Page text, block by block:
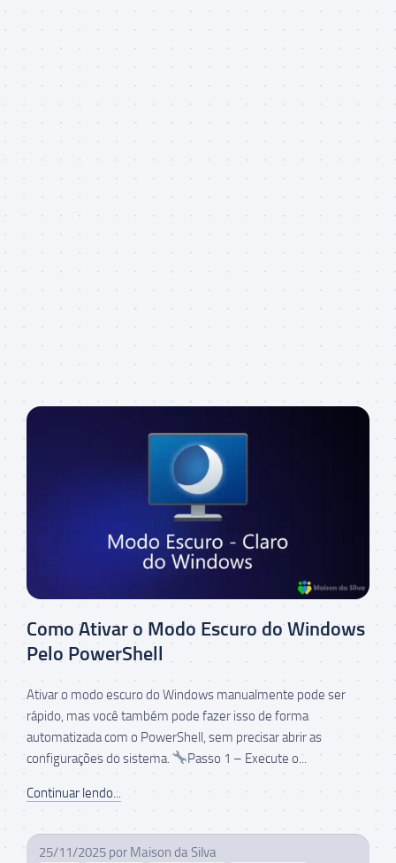
Como Ativar o Modo Escuro do Windows
Pelo PowerShell
Ativar o modo escuro do Windows manualmente pode ser
rápido, mas você também pode fazer isso de forma
automatizada com o PowerShell, sem precisar abrir as
configurações do sistema.
Passo 1 – Execute o...
Continuar lendo...
25/11/2025 por Maison da Silva